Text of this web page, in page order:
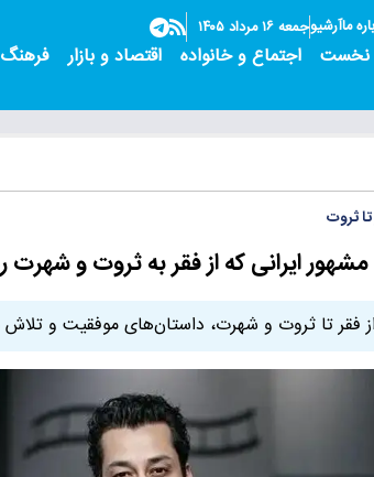
ماآرشیوجمعه ۱۶ مرداد ۱۴۰۵
نخست اجتماع و خانواده اقتصاد و بازار
ثروت
ایرانی که از فقر به ثروت و شهرت
فقر تا ثروت و شهرت، داستان‌های موفقیت و تلاش